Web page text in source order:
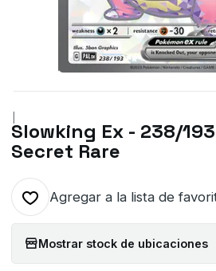
|
Slowking Ex - 238/
Secret Rare
Agregar a la lista de
Mostrar stock de ubicaciones